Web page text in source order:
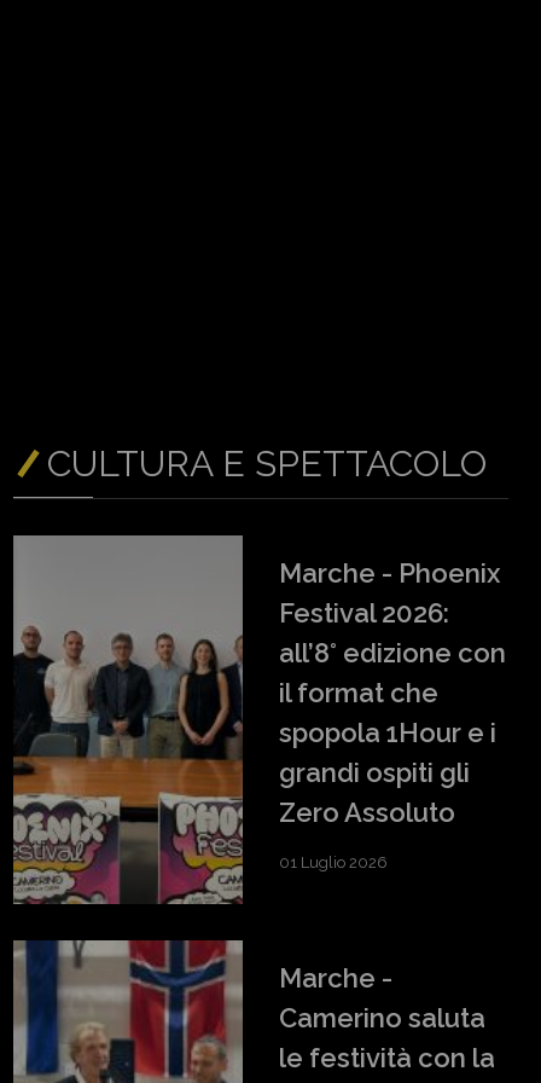
CULTURA E SPETTACOLO
Marche - Phoenix
Festival 2026:
all’8° edizione con
il format che
spopola 1Hour e i
grandi ospiti gli
Zero Assoluto
01 Luglio 2026
Marche -
Camerino saluta
le festività con la